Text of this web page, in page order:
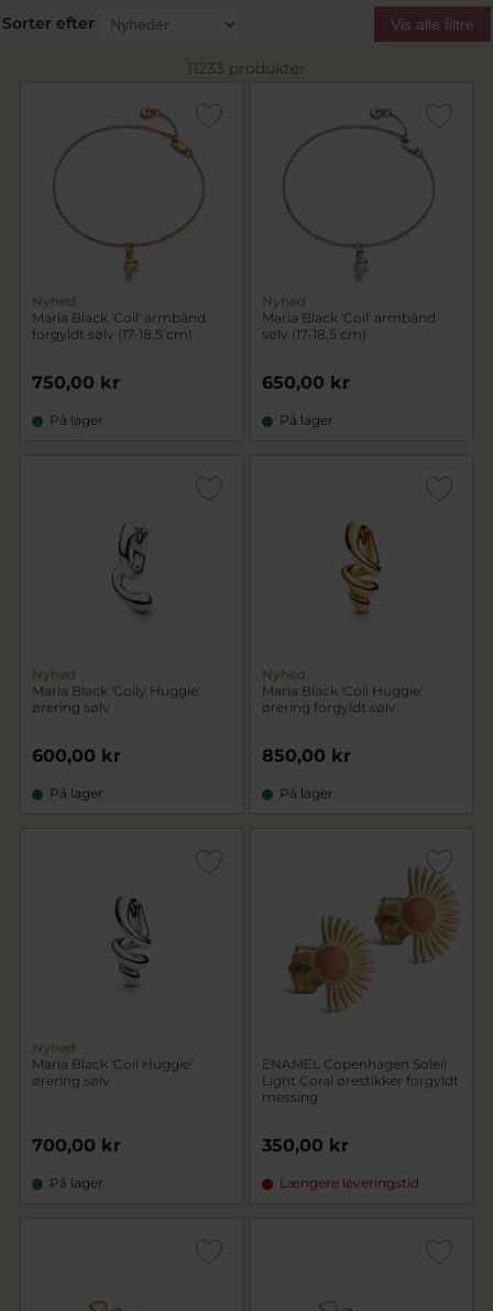
Sorter efter Vis alle filtre
11233 produkter
Nyhed
Maria Black 'Coil' armbånd
forgyldt sølv (17-18,5 cm)
750,00 kr
På lager
Nyhed
Maria Black 'Coil' armbånd
sølv (17-18,5 cm)
650,00 kr
På lager
Nyhed
Maria Black 'Coily Huggie'
ørering sølv
600,00 kr
På lager
Nyhed
Maria Black 'Coil Huggie'
ørering forgyldt sølv
850,00 kr
På lager
Nyhed
Maria Black 'Coil Huggie'
ørering sølv
700,00 kr
På lager
ENAMEL Copenhagen Soleil
Light Coral ørestikker forgyldt
messing
350,00 kr
Længere leveringstid